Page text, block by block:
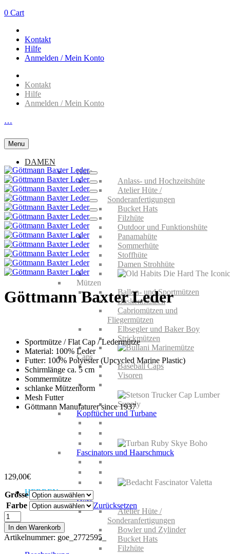
0 Cart
Kontakt
Hilfe
Anmelden / Mein Konto
Kontakt
Hilfe
Anmelden / Mein Konto
…
Menu
DAMEN
Hüte
Anlass- und Hochzeitshüte
Atelier Hüte /
Sonderanfertigungen
Bucket Hats
Filzhüte
Outdoor und Funktionshüte
Panamahüte
Sommerhüte
Stoffhüte
Damen Strohhüte
Mützen
Ballon- und Sportmützen
Baskenmützen
Cabriomützen und
Fliegermützen
Elbsegler und Baker Boy
Strickmützen
Caps
Baseball Caps
Visoren
Kopftücher und Turbane
Fascinators und Haarschmuck
HERREN
Hüte
Atelier Hüte /
Sonderanfertigungen
Bowler und Zylinder
Bucket Hats
Filzhüte
Göttmann Baxter Leder
Sportmütze / Flat Cap / Ledermütze
Material: 100% Leder
Futter: 100% Polyester (Upcycled Marine Plastic)
Schirmlänge ca. 5 cm
Sommermütze
schlanke Mützenform
Mesh Futter
Göttmann Manufaturer since 1937
129,00€
Grösse
Farbe
Zurücksetzen
Göttmann
Baxter
Leder
Menge
In den Warenkorb
Artikelnummer: goe_2772595_